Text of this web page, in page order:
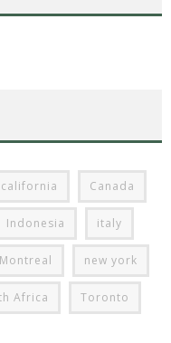
california Canada
Indonesia italy
Montreal new york
Africa Toronto